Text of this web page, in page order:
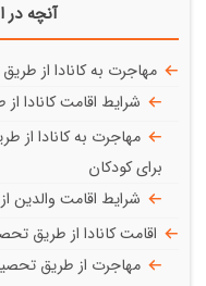
آنچه در
مهاجرت به کانادا از
شرایط اقامت کانادا
مهاجرت به کانادا از
برای کودکان
شرایط اقامت والدین
اقامت کانادا از طریق
مهاجرت از طریق